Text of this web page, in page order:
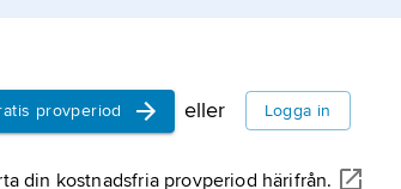
provperiod eller Logga in
din kostnadsfria provperiod härifrån.